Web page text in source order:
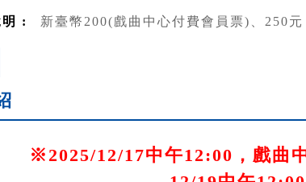
明 : 新臺幣200(戲曲中心付費會員票)、250元
※2025/12/17中午12:00，戲曲